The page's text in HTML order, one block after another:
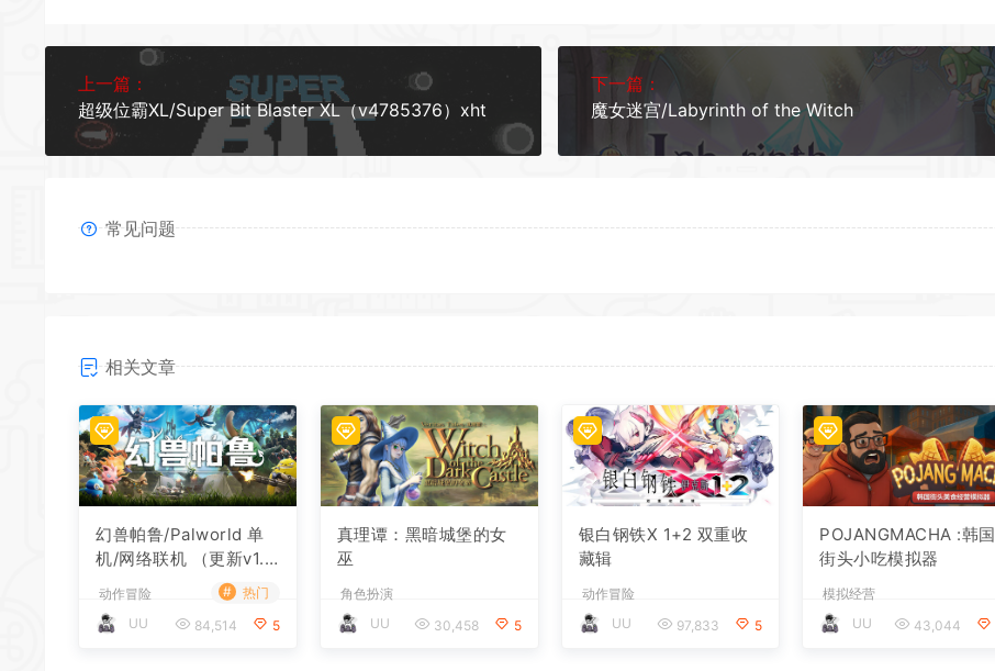
上一篇：
超级位霸XL/Super Bit Blaster XL（v4785376）xht
下一篇：
魔女迷宫/Labyrinth of the Witch
常见问题
相关文章
幻兽帕鲁/Palworld 单
机/网络联机 （更新v1.0.
1.10619）
动作冒险 #
热门
UU
84,514 5
真理谭：黑暗城堡的女
巫
角色扮演
UU
30,458 5
银白钢铁X 1+2 双重收
藏辑
动作冒险
UU
97,833 5
POJANGMACHA :韩国
街头小吃模拟器
模拟经营
UU
43,044